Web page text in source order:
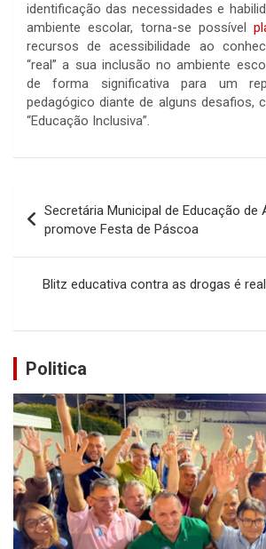
identificação das necessidades e
ambiente escolar, torna-se possível
recursos de acessibilidade ao
“real” a sua inclusão no ambiente
de forma significativa para um
pedagógico diante de alguns desafios,
“Educação Inclusiva”.
de
Post
Secretária Municipal de Educação de
promove Festa de Páscoa
Blitz educativa contra as drogas é
Politica